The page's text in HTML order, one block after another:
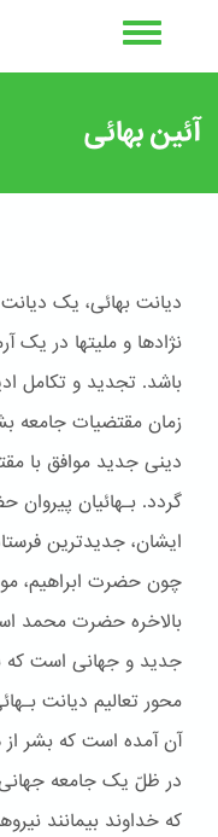
آئین بهائی
دیانت بهائی، یک
نژادها و ملیتها در یک
باشد. تجدید و تکامل
زمان مقتضیات جامعه
دینی جدید موافق با
گردد. بـهائیان پیروان
ایشان، جدیدترین
چون حضرت ابراهیم،
بالاخره حضرت محمد
جدید و جهانی است که
محور تعالیم دیانت
آن آمده است که بشر از
در ظلّ یک جامعه جهانی
که خداوند بیمانند